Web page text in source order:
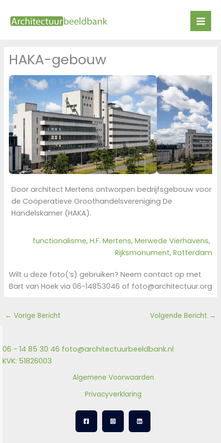
naar
HAKA-gebouw
Door architect Mertens ontworpen bedrijfsgebouw voor
de Coöperatieve Groothandelsvereniging De
Handelskamer (HAKA).
functionalisme, H.F. Mertens, Merwede Vierhavens
Rijksmonument, Rotterdam
Wilt u deze foto(‘s) gebruiken? Neem contact op met
Bart van Hoek via 06-14853046 of foto@architectuur.org
← Vorige Bericht Volgende Bericht →
06 - 14 85 30 46 foto@architectuurbeeldbank.nl
KVK: 51826003
Algemene Voorwaarden
Privacyverklaring